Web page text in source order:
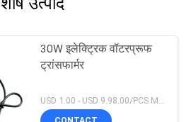
30W इलेक्ट्रिक वॉटरप्रूफ
ट्रांसफार्मर
USD 1.00 - USD 9.98.00/PCS MOQ:1 टुकड़ा